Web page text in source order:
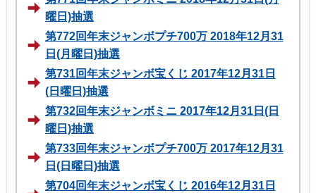
曜日)抽選
第772回年末ジャンボプチ700万 2018年12月31
日(月曜日)抽選
第731回年末ジャンボ宝くじ 2017年12月31日
(日曜日)抽選
第732回年末ジャンボミニ 2017年12月31日(日
曜日)抽選
第733回年末ジャンボプチ700万 2017年12月31
日(日曜日)抽選
第704回年末ジャンボ宝くじ 2016年12月31日